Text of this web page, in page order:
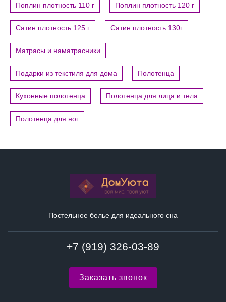
Поплин плотность 110 г Поплин плотность 120 г
Сатин плотность 125 г Сатин плотность 130г
Матрасы и наматрасники
Подарки из текстиля для дома Полотенца
Кухонные полотенца Полотенца для лица и тела
Полотенца для ног
Постельное белье для идеального сна
+7 (919) 326-03-89
Заказать звонок